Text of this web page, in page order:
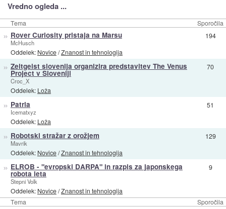
Vredno ogleda ...
Tema Sporočila
Tema Sporočila
» Rover Curiosity pristaja na Marsu
McHusch
Oddelek: Novice/Znanost in tehnologija
194
» Zeitgeist slovenija organizira predstavitev The Venus
Project v Sloveniji
Croc_X
Oddelek: Loža
70
» Patria
Icematxyz
Oddelek: Loža
51
» Robotski stražar z orožjem
Mavrik
Oddelek: Novice/Znanost in tehnologija
129
» ELROB - "evropski DARPA" in razpis za japonskega
robota leta
Stepni Volk
Oddelek: Novice/Znanost in tehnologija
9